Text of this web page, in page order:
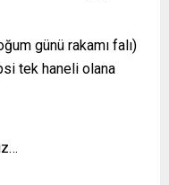
günü rakamı falı)
tek haneli olana